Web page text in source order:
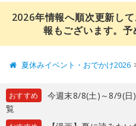
2026年情報へ順次更新し
報もございます。予
夏休みイベント・おでかけ2026
おすすめ
今週末8/8(土)～8/9(日
覧